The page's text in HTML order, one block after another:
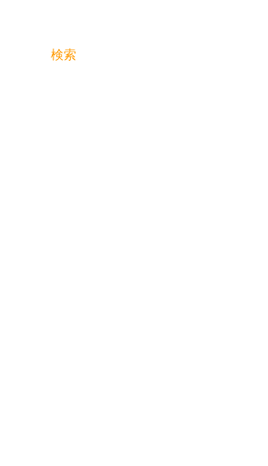
検索